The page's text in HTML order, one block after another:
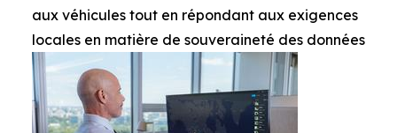
aux véhicules tout en répondant aux exigences
locales en matière de souveraineté des données